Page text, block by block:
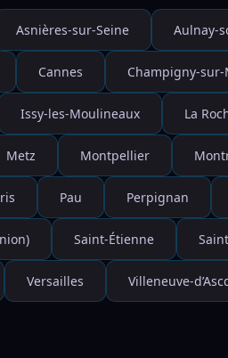
Asnières-sur-Seine Aulnay-
Cannes Champigny-
Issy-les-Moulineaux La
Metz Montpellier
Pau Perpignan
Saint-Étienne
Versailles Villeneuve-